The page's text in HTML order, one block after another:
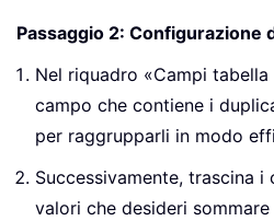
Passaggio 2: Configurazione
Nel riquadro «Campi
campo che contiene i
per raggrupparli in modo
Successivamente, trascina i
valori che desideri sommare